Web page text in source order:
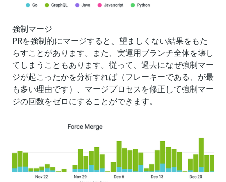
強制マージ
PRを強制的にマージすると、望ましくない結果をもた
らすことがあります。また、実運用ブランチ全体を壊し
てしまうこともあります。従って、過去になぜ強制マー
ジが起こったかを分析すれば（フレーキーである、が最
も多い理由です）、マージプロセスを修正して強制マー
ジの回数をゼロにすることができます。